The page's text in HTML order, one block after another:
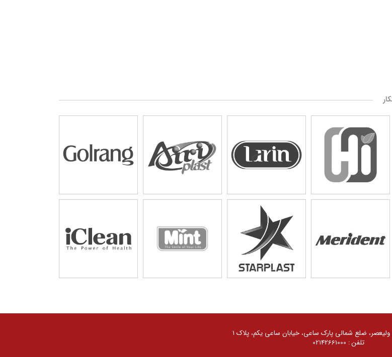
ولیعصر، ضلع شمالی پارک ساعی، خیابان ساعی یکم، پلاک ۱
تلفن : 02142661000
و رسانه مسئولیت‌های اجتماعی
مسئولیت‌های اجتماعی
مرکز علمی ـ کاربردی گلرنگ